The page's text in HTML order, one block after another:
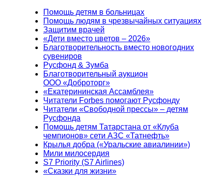
Помощь детям в больницах
Помощь людям в чрезвычайных ситуациях
Защитим врачей
«Дети вместо цветов – 2026»
Благотворительность вместо новогодних
сувениров
Русфонд & Зумба
Благотворительный аукцион
ООО «Доброторг»
«Екатерининская Ассамблея»
Читатели Forbes помогают Русфонду
Читатели «Свободной прессы» – детям
Русфонда
Помощь детям Татарстана от «Клуба
чемпионов» сети АЗС «Татнефть»
Крылья добра («Уральские авиалинии»)
Мили милосердия
S7 Priority (S7 Airlines)
«Сказки для жизни»